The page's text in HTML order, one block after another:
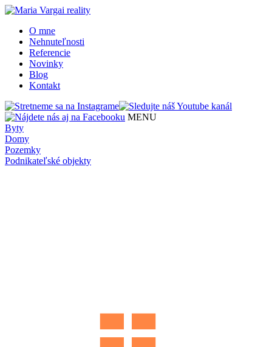
O mne
Nehnuteľnosti
Referencie
Novinky
Blog
Kontakt
MENU
Byty
Domy
Pozemky
Podnikateľské objekty